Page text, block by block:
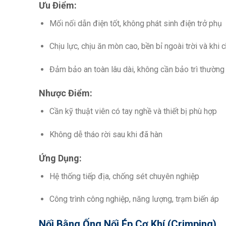
Ưu Điểm:
Mối nối dẫn điện tốt, không phát sinh điện trở phụ
Chịu lực, chịu ăn mòn cao, bền bỉ ngoài trời và khi
Đảm bảo an toàn lâu dài, không cần bảo trì thường
Nhược Điểm:
Cần kỹ thuật viên có tay nghề và thiết bị phù hợp
Không dễ tháo rời sau khi đã hàn
Ứng Dụng:
Hệ thống tiếp địa, chống sét chuyên nghiệp
Công trình công nghiệp, năng lượng, trạm biến áp